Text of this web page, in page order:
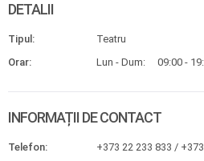
DETALII
Tipul:
Teatru
Orar:
Lun - Dum: 09:00 -
INFORMAȚII DE CONTACT
Telefon:
+373 22 233 833 /